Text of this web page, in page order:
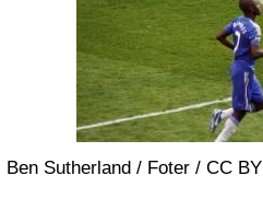
Ben Sutherland / Foter / CC BY